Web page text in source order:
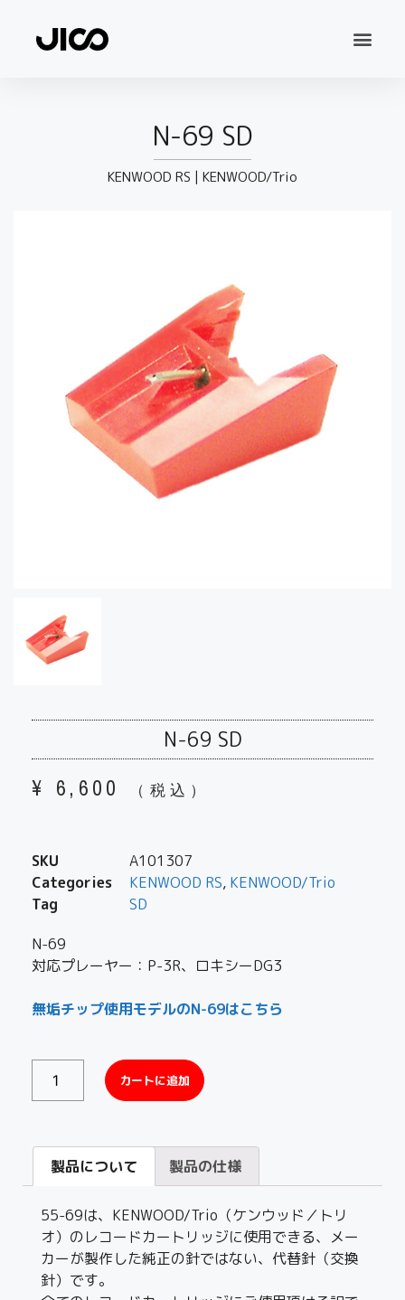
N-69 SD
KENWOOD RS | KENWOOD/Trio
N-69 SD
¥ 6,600 （税込）
SKU
A101307
Categories
KENWOOD RS, KENWOOD/Trio
Tag
SD
N-69
対応プレーヤー：P-3R、ロキシーDG3
無垢チップ使用モデルのN-69はこちら
カートに追加
製品について 製品の仕様
55-69は、KENWOOD/Trio（ケンウッド／トリ
オ）のレコードカートリッジに使用できる、メー
カーが製作した純正の針ではない、代替針（交換
針）です。